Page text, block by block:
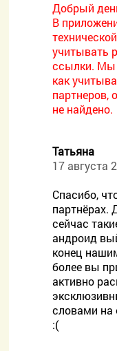
Добрый
В
учитывать
ссылки. Мы
как
партнеров,
не найдено.
Татьяна
17 августа
Спасибо,
партнёрах.
сейчас
андроид
конец
более вы
активно
словами на
:(